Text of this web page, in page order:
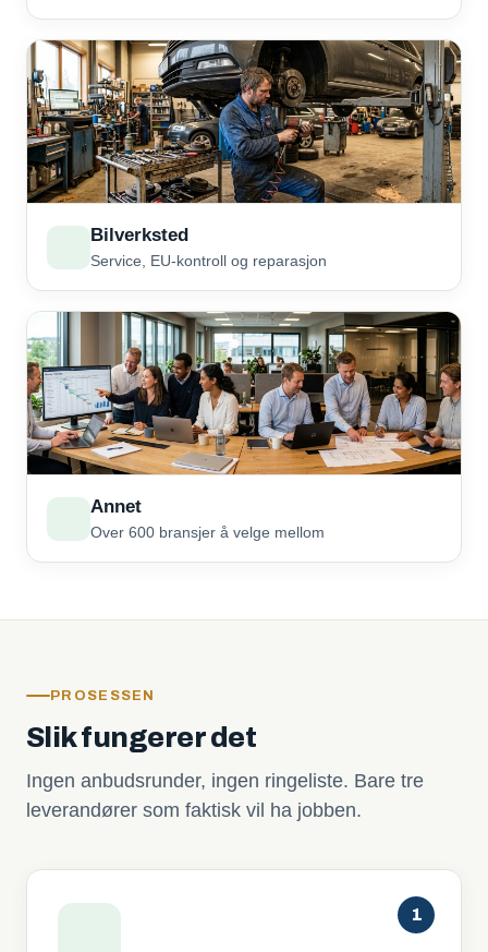
Bilverksted
Service, EU-kontroll og reparasjon
Annet
Over 600 bransjer å velge mellom
PROSESSEN
Slik fungerer det
Ingen anbudsrunder, ingen ringeliste. Bare tre
leverandører som faktisk vil ha jobben.
1